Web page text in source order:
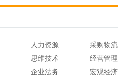
人力资源 采购物流
思维技术 经营管理
企业法务 宏观经济